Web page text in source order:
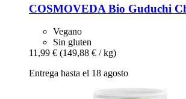
COSMOVEDA Bio Guduchi
Vegano
Sin gluten
11,99 € (149,88 € / kg)
Entrega hasta el 18 agosto